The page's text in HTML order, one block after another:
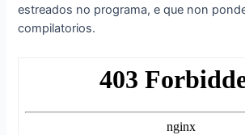
estreados no programa, e que non
compilatorios.